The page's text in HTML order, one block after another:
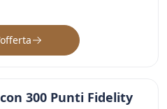
300 Punti Fidelity